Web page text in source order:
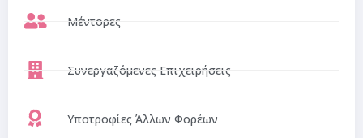
Μέντορες
Συνεργαζόμενες Επιχειρήσεις
Υποτροφίες Άλλων Φορέων